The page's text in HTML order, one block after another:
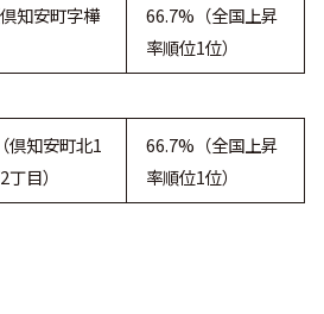
知安町字樺
66.7%（全国上昇
率順位1位）
倶知安町北1
目）
66.7%（全国上昇
率順位1位）